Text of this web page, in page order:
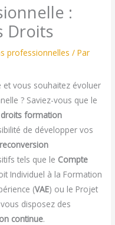
:
Droits
professionnelles / Par
et vous souhaitez évoluer
? Saviez-vous que le
droits formation
de développer vos
reconversion
tels que le Compte
Individuel à la Formation
(VAE) ou le Projet
disposez des
continue.